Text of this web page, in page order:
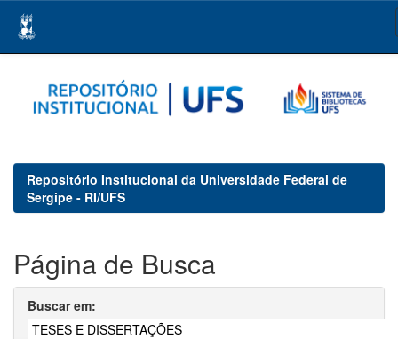
navigation
Repositório Institucional da Universidade Federal de
Sergipe - RI/UFS
Página de Busca
Buscar em: